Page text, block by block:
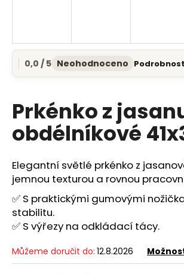
Průměrné
hodnocení
je
0,0
5
0,0 / 5 Neohodnoceno
Prkénko z
obdélníkové
Elegantní světlé prkénko z
jemnou texturou a rovnou
✅ S praktickými gumovými
stabilitu.
✅ S výřezy na odkládací tácy.
Můžeme doručit do: 12.8.2026
í
?
HLEDAT
D
o
p
o
u